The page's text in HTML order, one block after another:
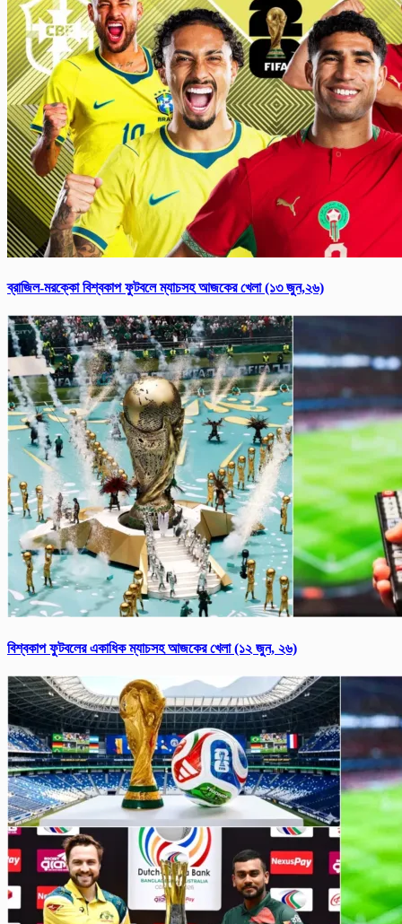
ব্রাজিল-মরক্কো বিশ্ব‌কাপ ফুটবলে ম্যাচসহ আজকের খেলা (১৩ জুন,২৬)
বিশ্বকাপ ফুটবলের একাধিক ম্যাচসহ আজকের খেলা (১২ জুন, ২৬)